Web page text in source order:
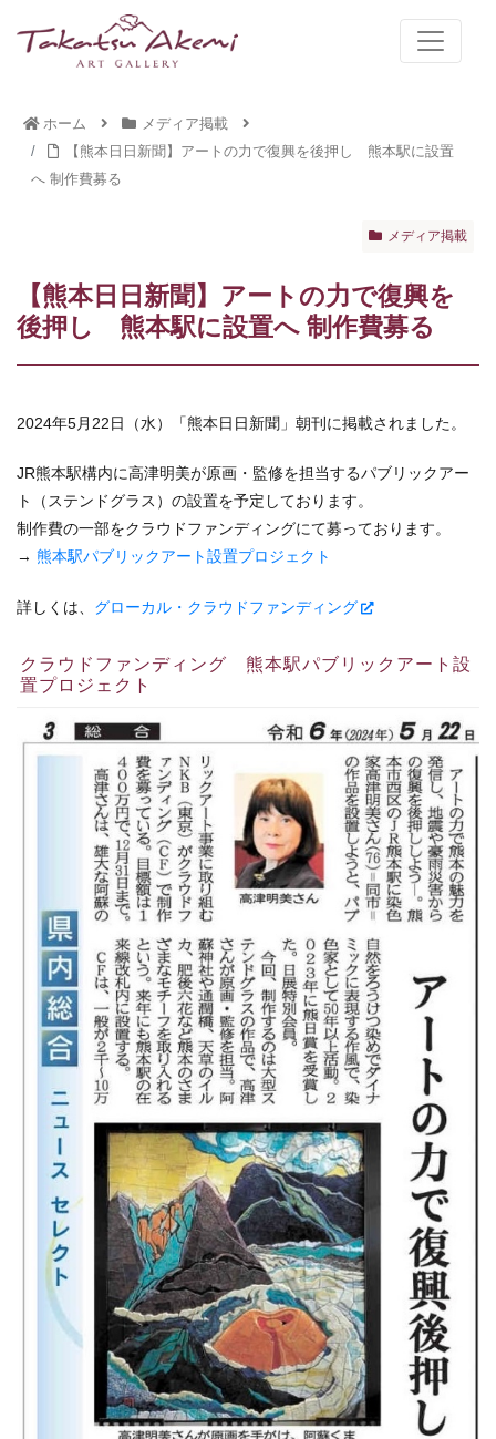
ホーム
メディア掲載
【熊本日日新聞】アートの力で復興を後押し 熊本駅に設置
へ 制作費募る
メディア掲載
【熊本日日新聞】アートの力で復興を
後押し 熊本駅に設置へ 制作費募る
2024年5月22日（水）「熊本日日新聞」朝刊に掲載されました。
JR熊本駅構内に高津明美が原画・監修を担当するパブリックアー
ト（ステンドグラス）の設置を予定しております。
制作費の一部をクラウドファンディングにて募っております。
→ 熊本駅パブリックアート設置プロジェクト
詳しくは、 グローカル・クラウドファンディング
クラウドファンディング 熊本駅パブリックアート設
置プロジェクト